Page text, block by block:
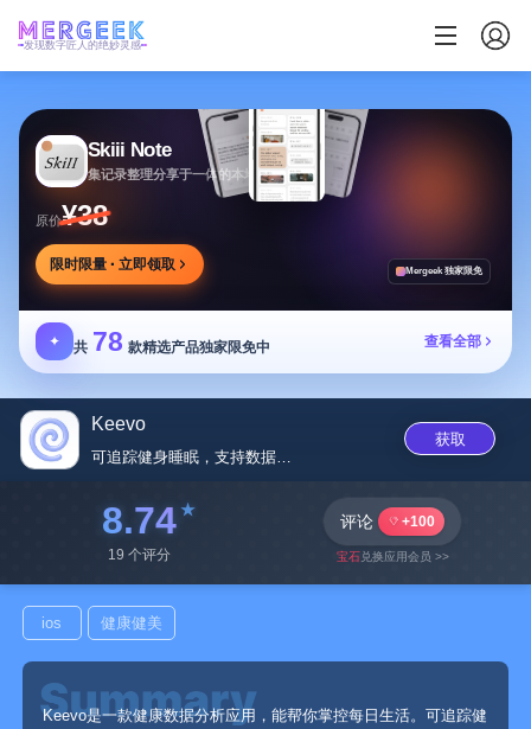
发现数字匠人的绝妙灵感
Skiii Note
集记录整理分享于一体的本地写作工作台
原价¥38
限时限量 · 立即领取 Mergeek 独家限免
✦ 共 78 款精选产品独家限免中 查看全部
Keevo
可追踪健身睡眠，支持数据同步的...
获取
8.74
19 个评分
评论 +100
宝石兑换应用会员 >>
ios 健康健美
Keevo是一款健康数据分析应用，能帮你掌控每日生活。可追踪健